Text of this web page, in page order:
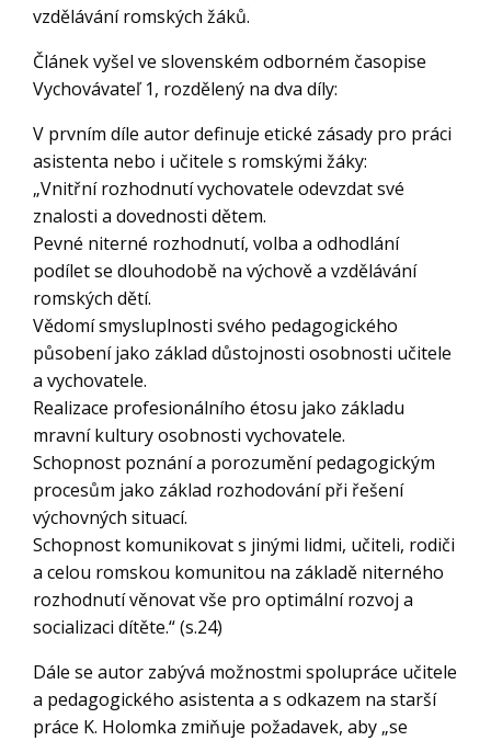
vzdělávání romských žáků.
Článek vyšel ve slovenském odborném časopise
Vychovávateľ 1, rozdělený na dva díly:
V prvním díle autor definuje etické zásady pro práci
asistenta nebo i učitele s romskými žáky:
„Vnitřní rozhodnutí vychovatele odevzdat své
znalosti a dovednosti dětem.
Pevné niterné rozhodnutí, volba a odhodlání
podílet se dlouhodobě na výchově a vzdělávání
romských dětí.
Vědomí smysluplnosti svého pedagogického
působení jako základ důstojnosti osobnosti učitele
a vychovatele.
Realizace profesionálního étosu jako základu
mravní kultury osobnosti vychovatele.
Schopnost poznání a porozumění pedagogickým
procesům jako základ rozhodování při řešení
výchovných situací.
Schopnost komunikovat s jinými lidmi, učiteli, rodiči
a celou romskou komunitou na základě niterného
rozhodnutí věnovat vše pro optimální rozvoj a
socializaci dítěte.“ (s.24)
Dále se autor zabývá možnostmi spolupráce učitele
a pedagogického asistenta a s odkazem na starší
práce K. Holomka zmiňuje požadavek, aby „se